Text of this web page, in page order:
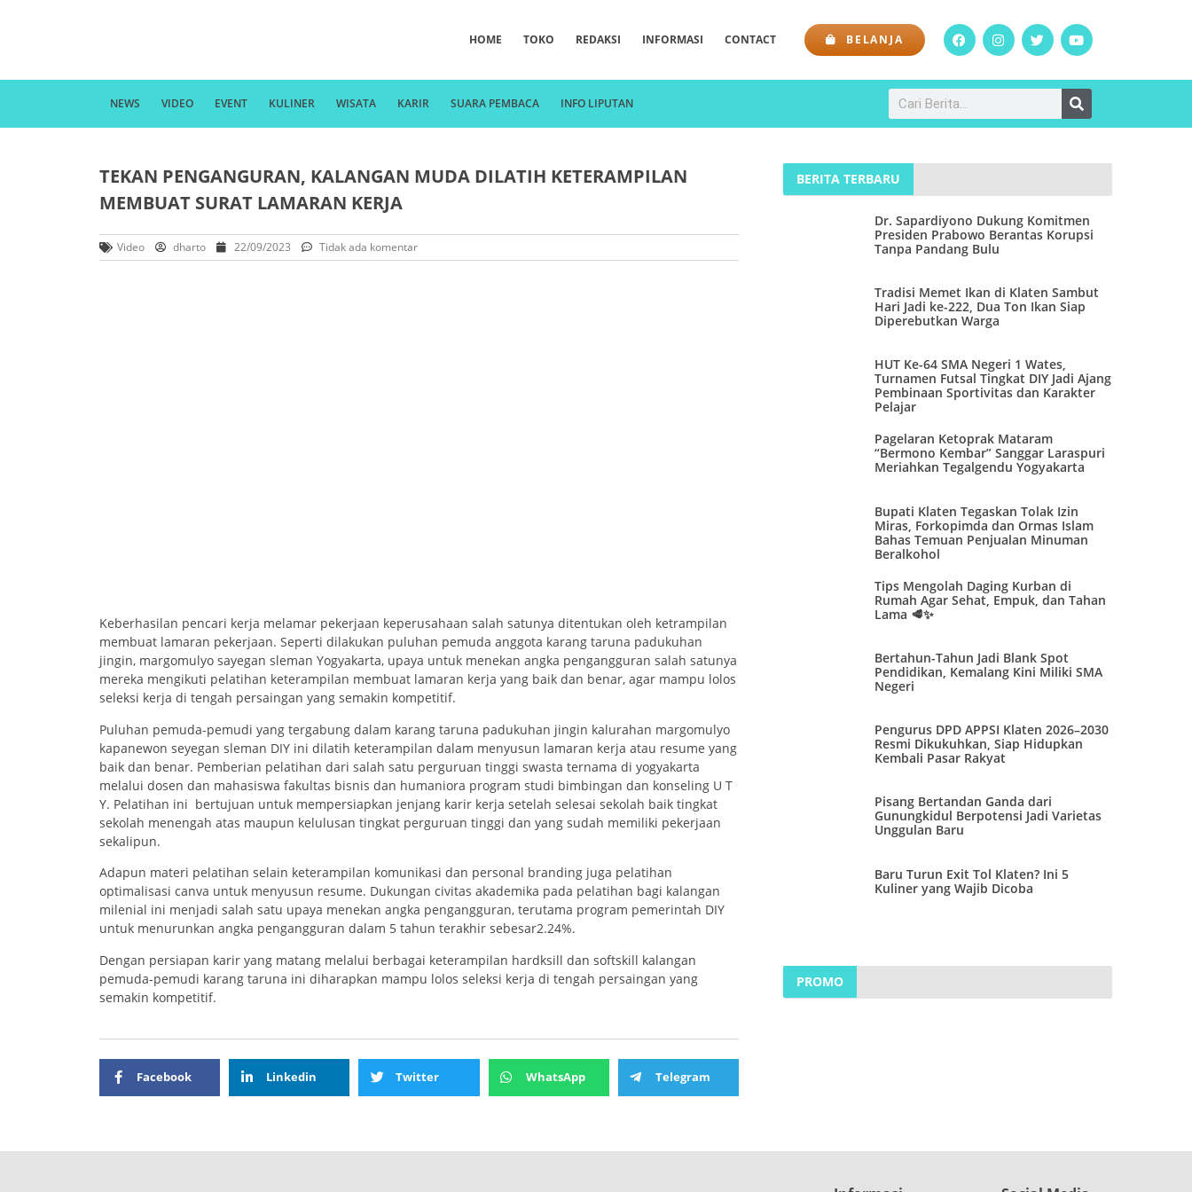
HOME TOKO REDAKSI INFORMASI CONTACT BELANJA
NEWS VIDEO EVENT KULINER WISATA KARIR SUARA PEMBACA INFO LIPUTAN
TEKAN PENGANGURAN, KALANGAN MUDA DILATIH KETERAMPILAN
MEMBUAT SURAT LAMARAN KERJA
Video dharto 22/09/2023 Tidak ada komentar
Keberhasilan pencari kerja melamar pekerjaan keperusahaan salah satunya ditentukan oleh ketrampilan
membuat lamaran pekerjaan. Seperti dilakukan puluhan pemuda anggota karang taruna padukuhan
jingin, margomulyo sayegan sleman Yogyakarta, upaya untuk menekan angka pengangguran salah satunya
mereka mengikuti pelatihan keterampilan membuat lamaran kerja yang baik dan benar, agar mampu lolos
seleksi kerja di tengah persaingan yang semakin kompetitif.
Puluhan pemuda-pemudi yang tergabung dalam karang taruna padukuhan jingin kalurahan margomulyo
kapanewon seyegan sleman DIY ini dilatih keterampilan dalam menyusun lamaran kerja atau resume yang
baik dan benar. Pemberian pelatihan dari salah satu perguruan tinggi swasta ternama di yogyakarta
melalui dosen dan mahasiswa fakultas bisnis dan humaniora program studi bimbingan dan konseling U T
Y. Pelatihan ini bertujuan untuk mempersiapkan jenjang karir kerja setelah selesai sekolah baik tingkat
sekolah menengah atas maupun kelulusan tingkat perguruan tinggi dan yang sudah memiliki pekerjaan
sekalipun.
Adapun materi pelatihan selain keterampilan komunikasi dan personal branding juga pelatihan
optimalisasi canva untuk menyusun resume. Dukungan civitas akademika pada pelatihan bagi kalangan
milenial ini menjadi salah satu upaya menekan angka pengangguran, terutama program pemerintah DIY
untuk menurunkan angka pengangguran dalam 5 tahun terakhir sebesar2.24%.
Dengan persiapan karir yang matang melalui berbagai keterampilan hardksill dan softskill kalangan
pemuda-pemudi karang taruna ini diharapkan mampu lolos seleksi kerja di tengah persaingan yang
semakin kompetitif.
Facebook Linkedin Twitter WhatsApp Telegram
BERITA TERBARU
Dr. Sapardiyono Dukung Komitmen
Presiden Prabowo Berantas Korupsi
Tanpa Pandang Bulu
Tradisi Memet Ikan di Klaten Sambut
Hari Jadi ke-222, Dua Ton Ikan Siap
Diperebutkan Warga
HUT Ke-64 SMA Negeri 1 Wates,
Turnamen Futsal Tingkat DIY Jadi Ajang
Pembinaan Sportivitas dan Karakter
Pelajar
Pagelaran Ketoprak Mataram
“Bermono Kembar” Sanggar Laraspuri
Meriahkan Tegalgendu Yogyakarta
Bupati Klaten Tegaskan Tolak Izin
Miras, Forkopimda dan Ormas Islam
Bahas Temuan Penjualan Minuman
Beralkohol
Tips Mengolah Daging Kurban di
Rumah Agar Sehat, Empuk, dan Tahan
Lama 🥩✨
Bertahun-Tahun Jadi Blank Spot
Pendidikan, Kemalang Kini Miliki SMA
Negeri
Pengurus DPD APPSI Klaten 2026–2030
Resmi Dikukuhkan, Siap Hidupkan
Kembali Pasar Rakyat
Pisang Bertandan Ganda dari
Gunungkidul Berpotensi Jadi Varietas
Unggulan Baru
Baru Turun Exit Tol Klaten? Ini 5
Kuliner yang Wajib Dicoba
PROMO